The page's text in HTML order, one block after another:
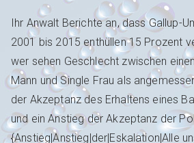
Ihr Anwalt Berichte an, dass Gallup-
2001 bis 2015 enthüllen 15 Prozent
wer sehen Geschlecht zwischen
Mann und Single Frau als
der Akzeptanz des Erhaltens eines
und ein Anstieg der Akzeptanz der
{Anstieg|Anstieg|der|Eskalation|Alle